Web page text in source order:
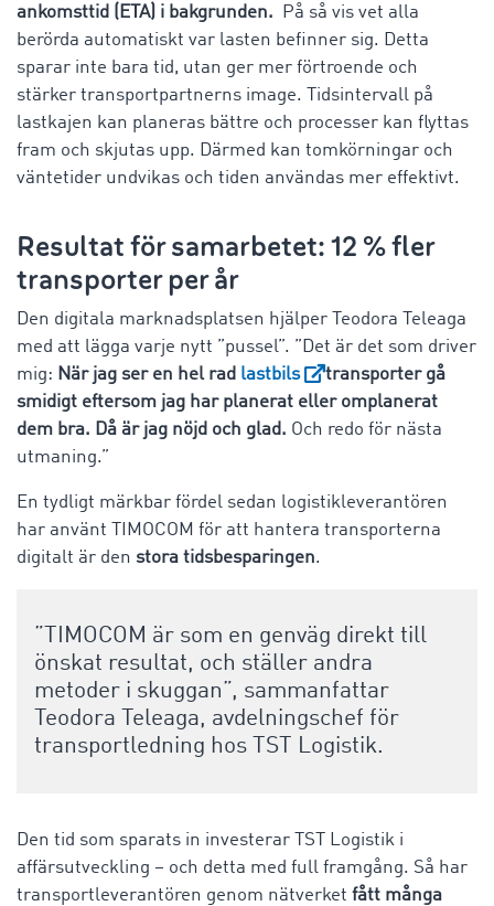
ankomsttid (ETA) i bakgrunden. På så vis vet alla
berörda automatiskt var lasten befinner sig. Detta
sparar inte bara tid, utan ger mer förtroende och
stärker transportpartnerns image. Tidsintervall på
lastkajen kan planeras bättre och processer kan flyttas
fram och skjutas upp. Därmed kan tomkörningar och
väntetider undvikas och tiden användas mer effektivt.
Resultat för samarbetet: 12 % fler
transporter per år
Den digitala marknadsplatsen hjälper Teodora Teleaga
med att lägga varje nytt ”pussel”. ”Det är det som driver
mig: När jag ser en hel rad lastbils
transporter gå
smidigt eftersom jag har planerat eller omplanerat
dem bra. Då är jag nöjd och glad. Och redo för nästa
utmaning.”
En tydligt märkbar fördel sedan logistikleverantören
har använt TIMOCOM för att hantera transporterna
digitalt är den stora tidsbesparingen.
”TIMOCOM är som en genväg direkt till
önskat resultat, och ställer andra
metoder i skuggan”, sammanfattar
Teodora Teleaga, avdelningschef för
transportledning hos TST Logistik.
Den tid som sparats in investerar TST Logistik i
affärsutveckling – och detta med full framgång. Så har
transportleverantören genom nätverket fått många